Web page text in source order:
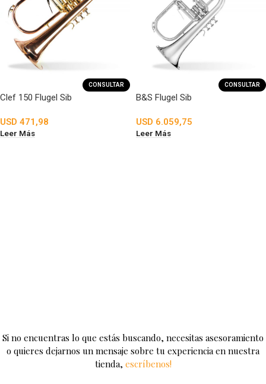
CONSULTAR
Clef 150 Flugel Sib
USD 471,98
Leer Más
CONSULTAR
B&S Flugel Sib
USD 6.059,75
Leer Más
Si no encuentras lo que estás buscando, necesitas asesoramiento
o quieres dejarnos un mensaje sobre tu experiencia en nuestra
tienda, escríbenos!